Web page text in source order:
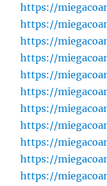
https://
https://
https://
https://
https://
https://
https://
https://
https://
https://
https://